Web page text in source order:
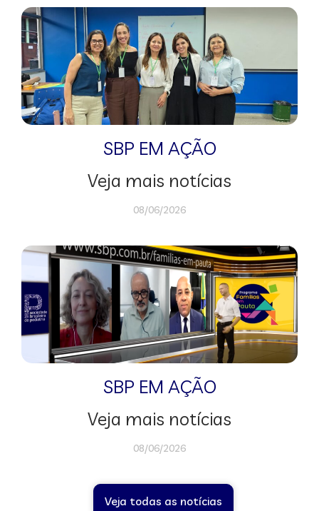
SBP EM AÇÃO
Veja mais notícias
08/06/2026
SBP EM AÇÃO
Veja mais notícias
08/06/2026
Veja todas as notícias